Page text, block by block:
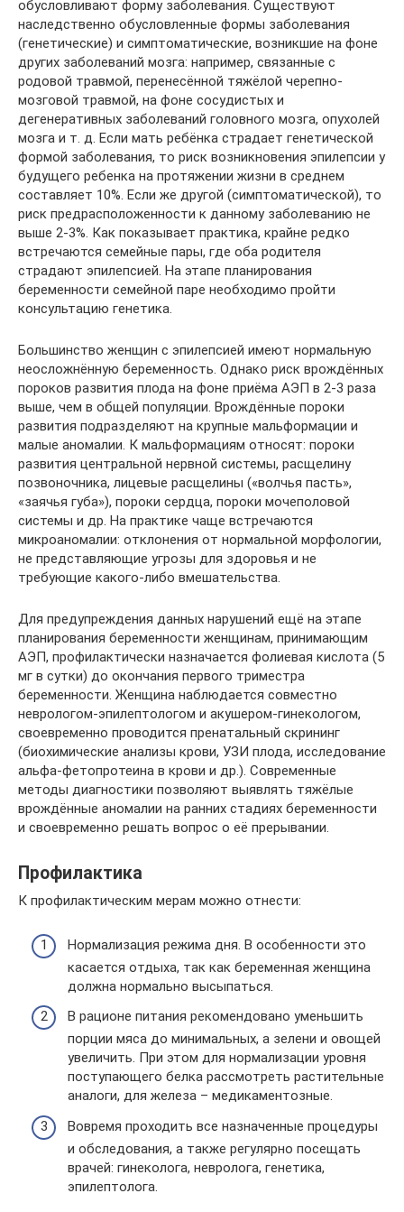
обусловливают форму заболевания. Существуют
наследственно обусловленные формы заболевания
(генетические) и симптоматические, возникшие на фоне
других заболеваний мозга: например, связанные с
родовой травмой, перенесённой тяжёлой черепно-
мозговой травмой, на фоне сосудистых и
дегенеративных заболеваний головного мозга, опухолей
мозга и т. д. Если мать ребёнка страдает генетической
формой заболевания, то риск возникновения эпилепсии у
будущего ребенка на протяжении жизни в среднем
составляет 10%. Если же другой (симптоматической), то
риск предрасположенности к данному заболеванию не
выше 2-3%. Как показывает практика, крайне редко
встречаются семейные пары, где оба родителя
страдают эпилепсией. На этапе планирования
беременности семейной паре необходимо пройти
консультацию генетика.
Большинство женщин с эпилепсией имеют нормальную
неосложнённую беременность. Однако риск врождённых
пороков развития плода на фоне приёма АЭП в 2-3 раза
выше, чем в общей популяции. Врождённые пороки
развития подразделяют на крупные мальформации и
малые аномалии. К мальформациям относят: пороки
развития центральной нервной системы, расщелину
позвоночника, лицевые расщелины («волчья пасть»,
«заячья губа»), пороки сердца, пороки мочеполовой
системы и др. На практике чаще встречаются
микроаномалии: отклонения от нормальной морфологии,
не представляющие угрозы для здоровья и не
требующие какого-либо вмешательства.
Для предупреждения данных нарушений ещё на этапе
планирования беременности женщинам, принимающим
АЭП, профилактически назначается фолиевая кислота (5
мг в сутки) до окончания первого триместра
беременности. Женщина наблюдается совместно
неврологом-эпилептологом и акушером-гинекологом,
своевременно проводится пренатальный скрининг
(биохимические анализы крови, УЗИ плода, исследование
альфа-фетопротеина в крови и др.). Современные
методы диагностики позволяют выявлять тяжёлые
врождённые аномалии на ранних стадиях беременности
и своевременно решать вопрос о её прерывании.
Профилактика
К профилактическим мерам можно отнести:
Нормализация режима дня. В особенности это
касается отдыха, так как беременная женщина
должна нормально высыпаться.
В рационе питания рекомендовано уменьшить
порции мяса до минимальных, а зелени и овощей
увеличить. При этом для нормализации уровня
поступающего белка рассмотреть растительные
аналоги, для железа – медикаментозные.
Вовремя проходить все назначенные процедуры
и обследования, а также регулярно посещать
врачей: гинеколога, невролога, генетика,
эпилептолога.